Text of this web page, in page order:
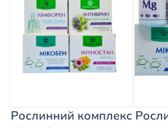
Рослинний комплекс